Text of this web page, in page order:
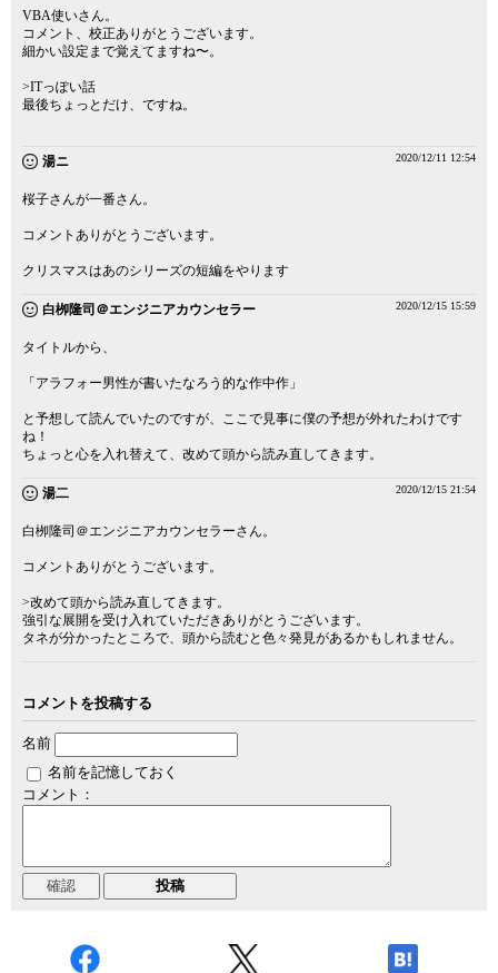
VBA使いさん。
コメント、校正ありがとうございます。
細かい設定まで覚えてますね〜。
>ITっぽい話
最後ちょっとだけ、ですね。
湯ニ 2020/12/11 12:54
桜子さんが一番さん。
コメントありがとうございます。
クリスマスはあのシリーズの短編をやります
白栁隆司＠エンジニアカウンセラー 2020/12/15 15:59
タイトルから、
「アラフォー男性が書いたなろう的な作中作」
と予想して読んでいたのですが、ここで見事に僕の予想が外れたわけです
ね！
ちょっと心を入れ替えて、改めて頭から読み直してきます。
湯二 2020/12/15 21:54
白栁隆司＠エンジニアカウンセラーさん。
コメントありがとうございます。
>改めて頭から読み直してきます。
強引な展開を受け入れていただきありがとうございます。
タネが分かったところで、頭から読むと色々発見があるかもしれません。
コメントを投稿する
名前
名前を記憶しておく
コメント：